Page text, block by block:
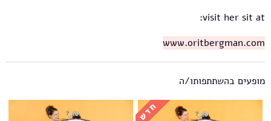
visit her sit at:
www.oritbergman.com
מופעים בהשתתפותו/ה